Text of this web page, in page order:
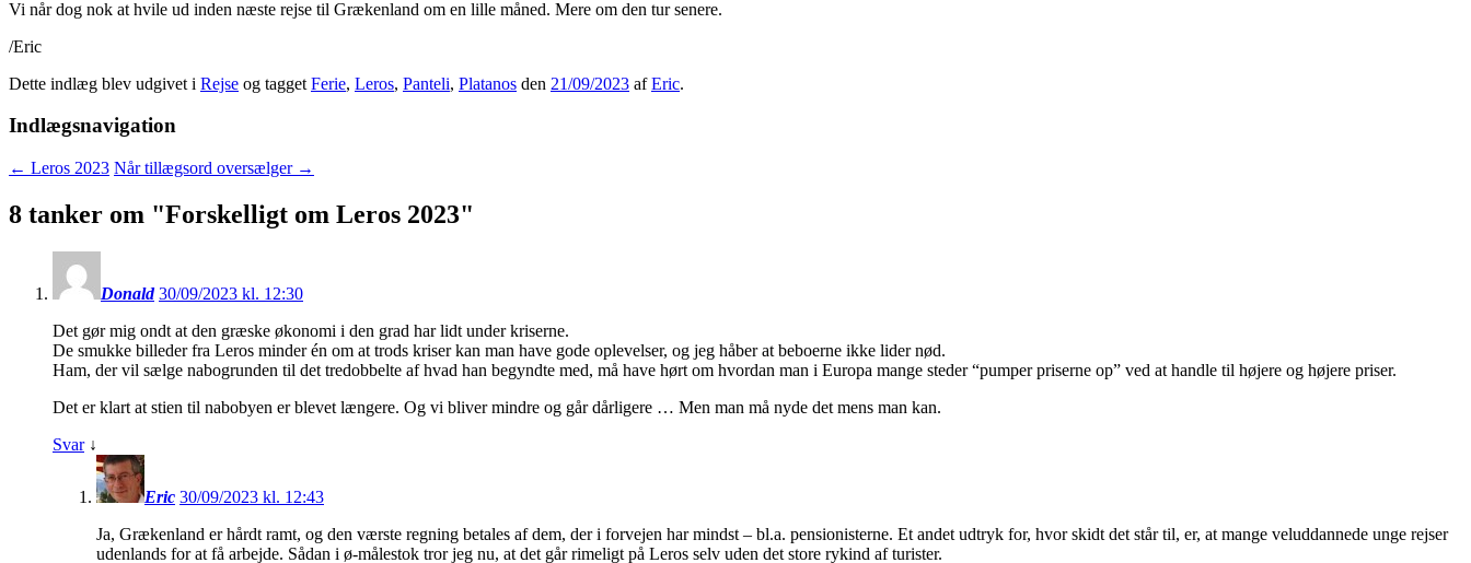
Vi når dog nok at hvile ud inden næste rejse til Grækenland om en lille måned. Mere om den tur senere.
/Eric
Dette indlæg blev udgivet i Rejse og tagget Ferie, Leros, Panteli, Platanos den 21/09/2023 afEric.
Indlægsnavigation
← Leros 2023 Når tillægsord oversælger →
8 tanker om "Forskelligt om Leros 2023"
Donald 30/09/2023 kl. 12:30
Det gør mig ondt at den græske økonomi i den grad har lidt under kriserne.
De smukke billeder fra Leros minder én om at trods kriser kan man have gode oplevelser, og jeg håber at beboerne ikke lider nød.
Ham, der vil sælge nabogrunden til det tredobbelte af hvad han begyndte med, må have hørt om hvordan man i Europa mange steder “pumper priserne op” ved at handle til højere og højere priser.
Det er klart at stien til nabobyen er blevet længere. Og vi bliver mindre og går dårligere … Men man må nyde det mens man kan.
Svar ↓
Eric 30/09/2023 kl. 12:43
Ja, Grækenland er hårdt ramt, og den værste regning betales af dem, der i forvejen har mindst – bl.a. pensionisterne. Et andet udtryk for, hvor skidt det står til, er, at mange veluddannede unge rejser
udenlands for at få arbejde. Sådan i ø-målestok tror jeg nu, at det går rimeligt på Leros selv uden det store rykind af turister.